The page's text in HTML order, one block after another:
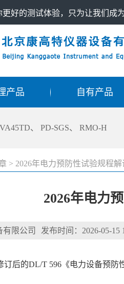
好的测试体验，只为让我们成
产品 自有产品
、 PD-SGS、 RMO-H
> 2026年电力预防性试验规程
2026年电力
限公司 发布时间：2026-05-15
订后的DL/T 596《电力设备预